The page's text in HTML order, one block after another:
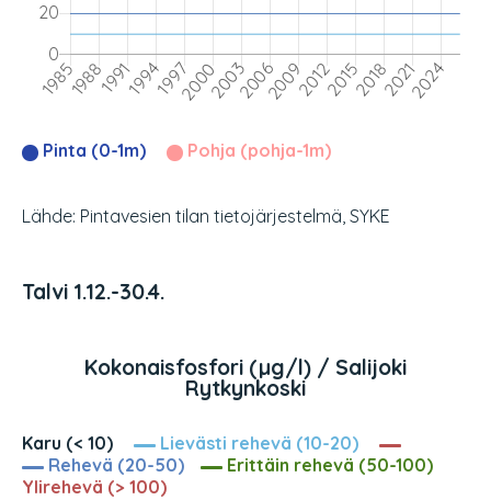
Pinta (0-1m) Pohja (pohja-1m)
Lähde: Pintavesien tilan tietojärjestelmä, SYKE
Talvi 1.12.-30.4.
Kokonaisfosfori (µg/l) / Salijoki
Rytkynkoski
Karu (< 10)
Lievästi rehevä (10-20)
Rehevä (20-50)
Erittäin rehevä (50-100)
Ylirehevä (> 100)